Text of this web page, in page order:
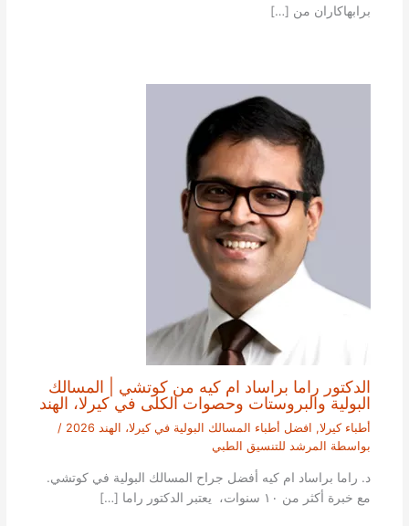
برابهاكاران من […]
الدكتور راما براساد ام كيه من كوتشي | المسالك
البولية والبروستات وحصوات الكلى في كيرلا، الهند
أطباء كيرلا, افضل أطباء المسالك البولية في كيرلا، الهند 2026
/
بواسطة المرشد للتنسيق الطبي
د. راما براساد ام كيه أفضل جراح المسالك البولية في كوتشي.
مع خبرة أكثر من ١٠ سنوات، يعتبر الدكتور راما […]